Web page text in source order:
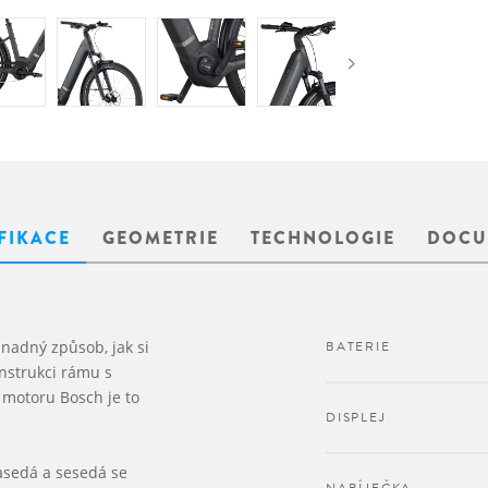
GEOMETRIE TECHNOLOGIE
způsob, jak si
rámu s
Bosch je to
a sesedá se
BATERIE
DISPLEJ